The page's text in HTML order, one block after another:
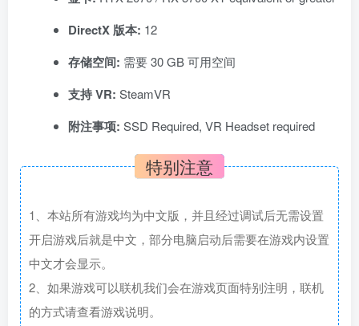
DirectX 版本: 12
存储空间: 需要 30 GB 可用空间
支持 VR: SteamVR
附注事项: SSD Required, VR Headset required
特别注意
1、本站所有游戏均为中文版，并且经过调试后无需设置
开启游戏后就是中文，部分电脑启动后需要在游戏内设置
中文才会显示。
2、如果游戏可以联机我们会在游戏页面特别注明，联机
的方式请查看游戏说明。